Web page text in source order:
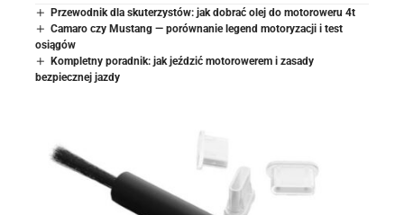
Przewodnik dla skuterzystów: jak dobrać olej do motoroweru 4t
Camaro czy Mustang — porównanie legend motoryzacji i test
osiągów
Kompletny poradnik: jak jeździć motorowerem i zasady
bezpiecznej jazdy